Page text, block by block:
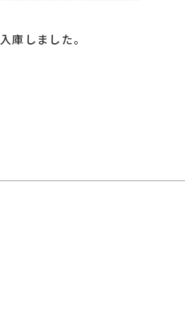
しました。